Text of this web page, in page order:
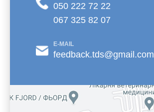
050 222 72 22
067 325 82 07
E-MAIL
feedback.tds@gmail.com